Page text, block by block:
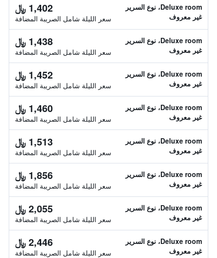
Deluxe room، نوع السرير
غير معروف
1,402 ﷼
سعر الليلة شامل الصريبة المضافة
Deluxe room، نوع السرير
غير معروف
1,438 ﷼
سعر الليلة شامل الصريبة المضافة
Deluxe room، نوع السرير
غير معروف
1,452 ﷼
سعر الليلة شامل الصريبة المضافة
Deluxe room، نوع السرير
غير معروف
1,460 ﷼
سعر الليلة شامل الصريبة المضافة
Deluxe room، نوع السرير
غير معروف
1,513 ﷼
سعر الليلة شامل الصريبة المضافة
Deluxe room، نوع السرير
غير معروف
1,856 ﷼
سعر الليلة شامل الصريبة المضافة
Deluxe room، نوع السرير
غير معروف
2,055 ﷼
سعر الليلة شامل الصريبة المضافة
Deluxe room، نوع السرير
غير معروف
2,446 ﷼
سعر الليلة شامل الصريبة المضافة